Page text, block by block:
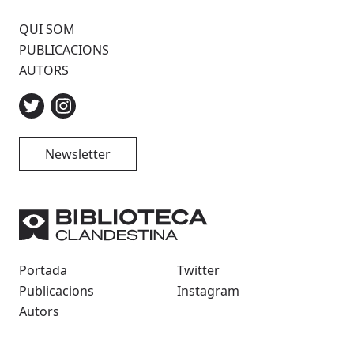
QUI SOM
PUBLICACIONS
AUTORS
Newsletter
Portada
Publicacions
Autors
Twitter
Instagram